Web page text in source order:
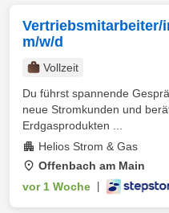
Vertriebsmitarbeiter/
m/w/d
Vollzeit
Du führst spannende
neue Stromkunden und
Erdgasprodukten ...
Helios Strom & Gas
Offenbach am Main
vor 1 Woche